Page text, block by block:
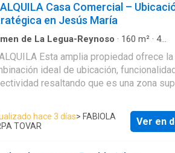
ALQUILA Casa Comercial –
en Jesús María
de La Legua-Reynoso · 160 m² · 4
Cocina
de servicio·Cochera
Esta amplia propiedad ofrece la
ideal de ubicación,
resaltando que es una zona
consultorios, estudios
centros de capacitación o
servicios. Ubicación privilegiada Situada
hace 3 días> FABIOLA
TOVAR
Ver en